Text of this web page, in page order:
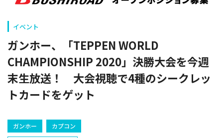
イベント
ガンホー、「TEPPEN WORLD
CHAMPIONSHIP 2020」決勝大会を今週
末生放送！ 大会視聴で4種のシークレッ
トカードをゲット
ガンホー
カプコン